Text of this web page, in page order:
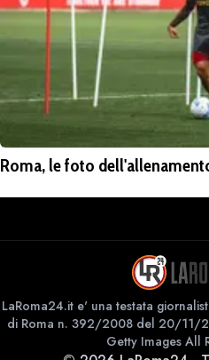
Roma, le foto
LaRoma24.it e' una testata
di Roma n. 392/2008 del 20/11/
Getty Images All